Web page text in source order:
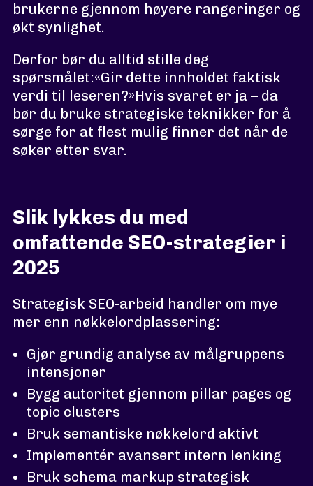
brukerne gjennom høyere rangeringer og
økt synlighet.
Derfor bør du alltid stille deg
spørsmålet:«Gir dette innholdet faktisk
verdi til leseren?»Hvis svaret er ja – da
bør du bruke strategiske teknikker for å
sørge for at flest mulig finner det når de
søker etter svar.
Slik lykkes du med
omfattende SEO-strategier i
2025
Strategisk SEO-arbeid handler om mye
mer enn nøkkelordplassering:
Gjør grundig analyse av målgruppens
intensjoner
Bygg autoritet gjennom pillar pages og
topic clusters
Bruk semantiske nøkkelord aktivt
Implementér avansert intern lenking
Bruk schema markup strategisk